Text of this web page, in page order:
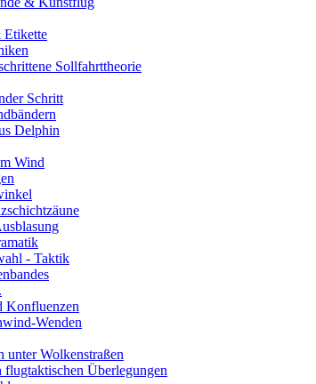
Sollfahrttheorie
Schritt
Delphin
Wind
- Taktik
Konfluenzen
Wenden
unter Wolkenstraßen
flugtaktischen Überlegungen